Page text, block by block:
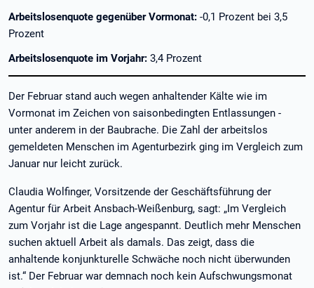
Arbeitslosenquote gegenüber Vormonat: -0,1 Prozent bei 3,5
Prozent
Arbeitslosenquote im Vorjahr: 3,4 Prozent
Der Februar stand auch wegen anhaltender Kälte wie im
Vormonat im Zeichen von saisonbedingten Entlassungen -
unter anderem in der Baubrache. Die Zahl der arbeitslos
gemeldeten Menschen im Agenturbezirk ging im Vergleich zum
Januar nur leicht zurück.
Claudia Wolfinger, Vorsitzende der Geschäftsführung der
Agentur für Arbeit Ansbach-Weißenburg, sagt: „Im Vergleich
zum Vorjahr ist die Lage angespannt. Deutlich mehr Menschen
suchen aktuell Arbeit als damals. Das zeigt, dass die
anhaltende konjunkturelle Schwäche noch nicht überwunden
ist.“ Der Februar war demnach noch kein Aufschwungsmonat